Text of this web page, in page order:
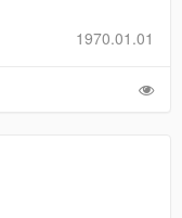
1970.01.01